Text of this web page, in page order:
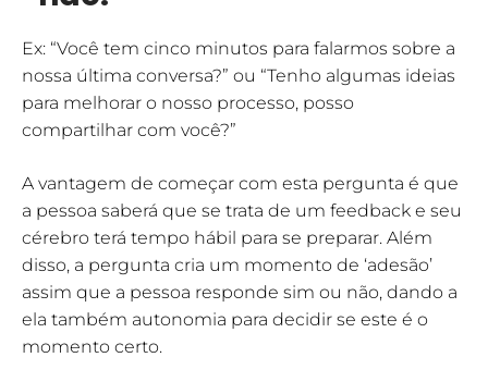
Ex: “Você tem cinco minutos para falarmos sobre a
nossa última conversa?” ou “Tenho algumas ideias
para melhorar o nosso processo, posso
compartilhar com você?”
A vantagem de começar com esta pergunta é que
a pessoa saberá que se trata de um feedback e seu
cérebro terá tempo hábil para se preparar. Além
disso, a pergunta cria um momento de ‘adesão’
assim que a pessoa responde sim ou não, dando a
ela também autonomia para decidir se este é o
momento certo.